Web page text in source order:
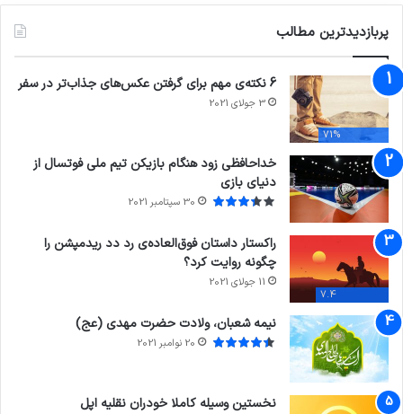
پربازدیدترین مطالب
71%
6 نکته‌ی مهم برای گرفتن عکس‌های جذاب‌تر در سفر
3 جولای 2021
خداحافظی زود هنگام بازیکن تیم ملی فوتسال از
دنیای بازی
30 سپتامبر 2021
7.4
راکستار داستان فوق‌العاده‌ی رد دد ریدمپشن را
چگونه روایت کرد؟
11 جولای 2021
نیمه شعبان، ولادت حضرت مهدی (عج)
20 نوامبر 2021
نخستین وسیله کاملا خودران نقلیه اپل